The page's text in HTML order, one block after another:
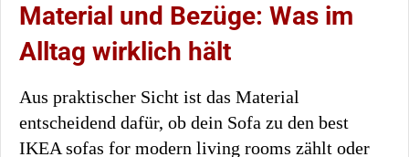
Material und Bezüge: Was im
Alltag wirklich hält
Aus praktischer Sicht ist das Material
entscheidend dafür, ob dein Sofa zu den best
IKEA sofas for modern living rooms zählt oder